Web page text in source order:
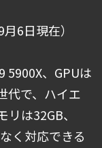
6日現在）
5900X、GPUは
代で、ハイエ
は32GB、
く対応できる